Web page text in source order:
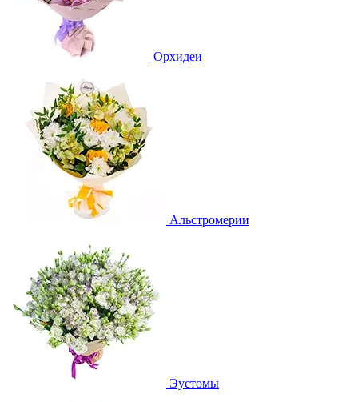
Орхидеи
Альстромерии
Эустомы